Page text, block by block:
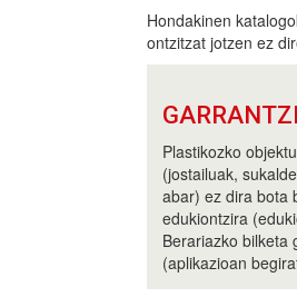
Hondakinen
ontzitzat jotzen ez
Plastikozko
(jostailuak,
abar) ez dira bota
edukiontzira
Berariazko bilketa
(aplikazioan